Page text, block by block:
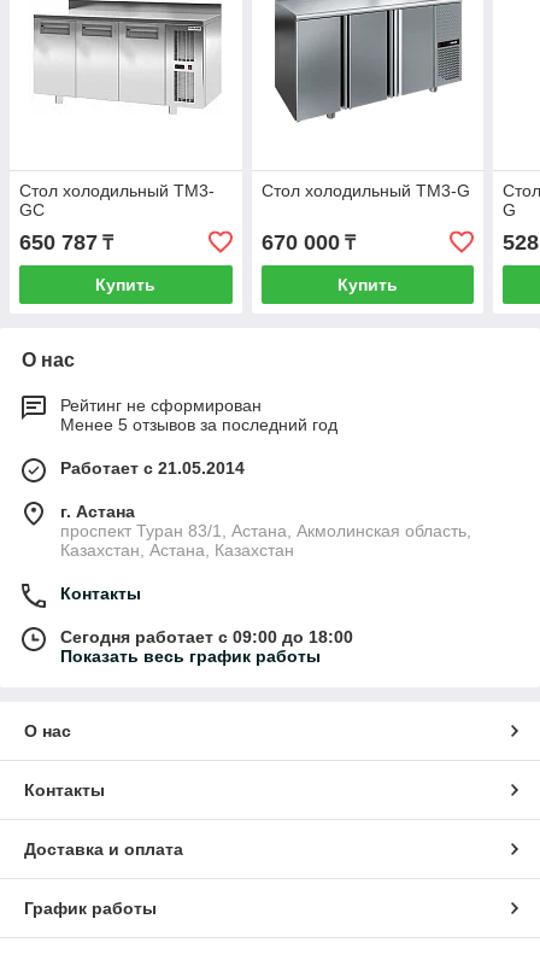
Стол холодильный TМ3-
GС
650 787 ₸
Купить
Стол холодильный TМ3-G
670 000₸
Купить
G
О нас
Рейтинг не сформирован
Менее 5 отзывов за последний год
Работает с 21.05.2014
г. Астана
проспект Туран 83/1, Астана, Акмолинская область,
Казахстан, Астана, Казахстан
Контакты
Сегодня работает с 09:00 до 18:00
Показать весь график работы
О нас
Контакты
Доставка и оплата
График работы